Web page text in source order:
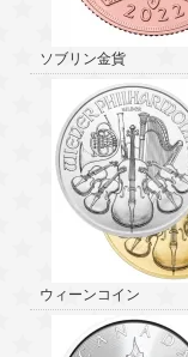
ソブリン金貨
ウィーンコイン